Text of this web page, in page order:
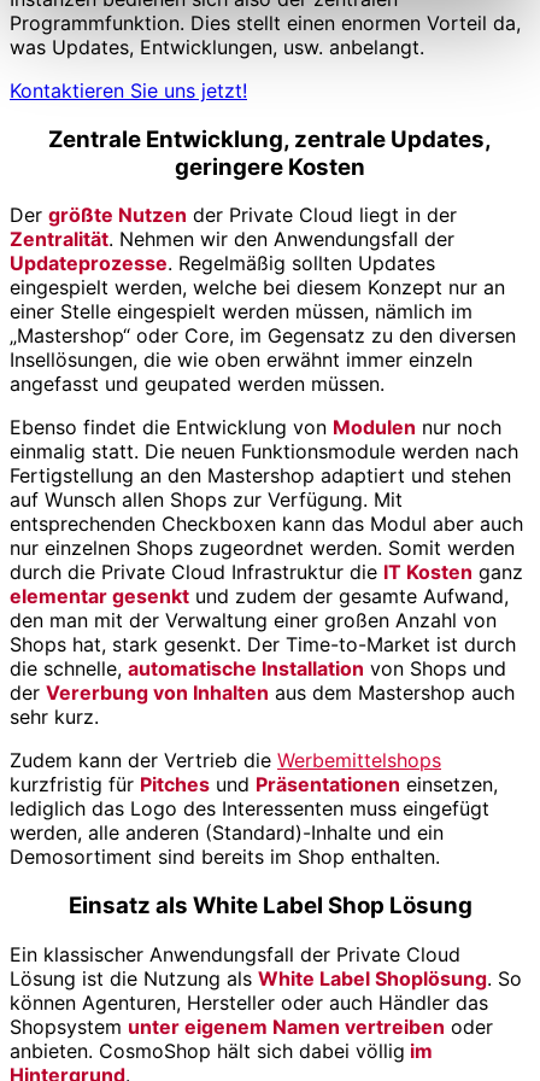
Programmfunktion. Dies stellt einen enormen Vorteil da,
was Updates, Entwicklungen, usw. anbelangt.
Kontaktieren Sie uns jetzt!
Zentrale Entwicklung, zentrale Updates,
geringere Kosten
Der größte Nutzen der Private Cloud liegt in der
Zentralität. Nehmen wir den Anwendungsfall der
Updateprozesse. Regelmäßig sollten Updates
eingespielt werden, welche bei diesem Konzept nur an
einer Stelle eingespielt werden müssen, nämlich im
„Mastershop“ oder Core, im Gegensatz zu den diversen
Insellösungen, die wie oben erwähnt immer einzeln
angefasst und geupated werden müssen.
Ebenso findet die Entwicklung von Modulen nur noch
einmalig statt. Die neuen Funktionsmodule werden nach
Fertigstellung an den Mastershop adaptiert und stehen
auf Wunsch allen Shops zur Verfügung. Mit
entsprechenden Checkboxen kann das Modul aber auch
nur einzelnen Shops zugeordnet werden. Somit werden
durch die Private Cloud Infrastruktur die IT Kosten ganz
elementar gesenkt und zudem der gesamte Aufwand,
den man mit der Verwaltung einer großen Anzahl von
Shops hat, stark gesenkt. Der Time-to-Market ist durch
die schnelle, automatische Installation von Shops und
der Vererbung von Inhalten aus dem Mastershop auch
sehr kurz.
Zudem kann der Vertrieb die Werbemittelshops
kurzfristig für Pitches und Präsentationen einsetzen,
lediglich das Logo des Interessenten muss eingefügt
werden, alle anderen (Standard)-Inhalte und ein
Demosortiment sind bereits im Shop enthalten.
Einsatz als White Label Shop Lösung
Ein klassischer Anwendungsfall der Private Cloud
Lösung ist die Nutzung als White Label Shoplösung. So
können Agenturen, Hersteller oder auch Händler das
Shopsystem unter eigenem Namen vertreiben oder
anbieten. CosmoShop hält sich dabei völlig im
Hintergrund.